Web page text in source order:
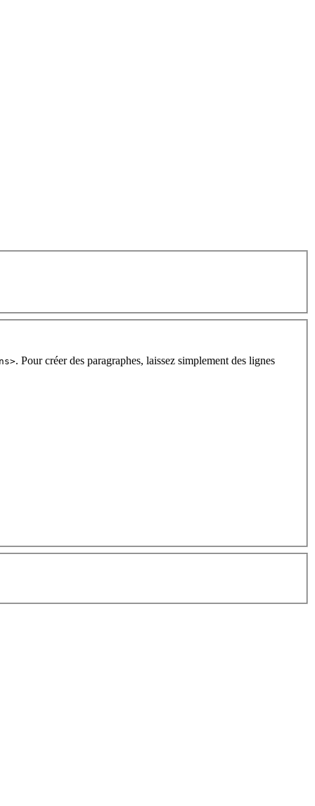
. Pour créer des paragraphes, laissez simplement des lignes